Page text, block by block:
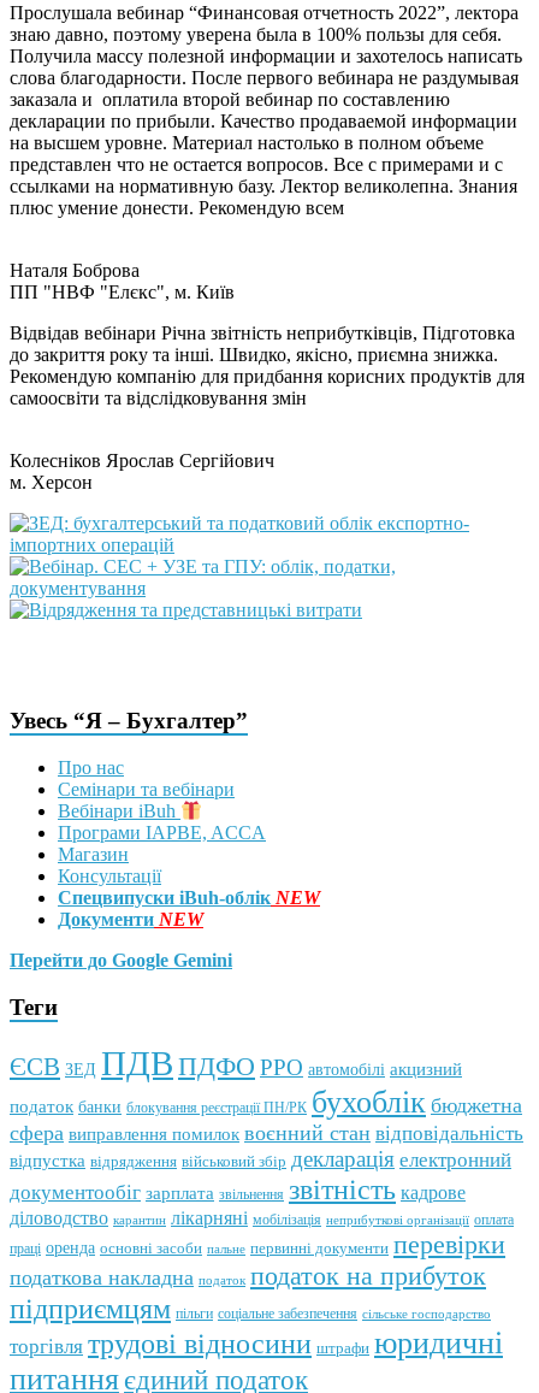
Прослушала вебинар “Финансовая отчетность 2022”, лектора
знаю давно, поэтому уверена была в 100% пользы для себя.
Получила массу полезной информации и захотелось написать
слова благодарности. После первого вебинара не раздумывая
заказала и оплатила второй вебинар по составлению
декларации по прибыли. Качество продаваемой информации
на высшем уровне. Материал настолько в полном объеме
представлен что не остается вопросов. Все с примерами и с
ссылками на нормативную базу. Лектор великолепна. Знания
плюс умение донести. Рекомендую всем
Наталя Боброва
ПП "НВФ "Елєкс", м. Київ
Відвідав вебінари Річна звітність неприбутківців, Підготовка
до закриття року та інші. Швидко, якісно, приємна знижка.
Рекомендую компанію для придбання корисних продуктів для
самоосвіти та відслідковування змін
Колесніков Ярослав Сергійович
м. Херсон
Увесь “Я – Бухгалтер”
Про нас
Семінари та вебінари
Вебінари iBuh
Програми IAPBE, ACCA
Магазин
Консультації
Спецвипуски iBuh-облік NEW
Документи NEW
Перейти до Google Gemini
Теги
ЄСВ ЗЕД ПДВ ПДФО РРО автомобілі акцизний
податок банки блокування реєстрації ПН/РК бухоблік бюджетна
сфера виправлення помилок воєнний стан відповідальність
відпустка відрядження військовий збір декларація електронний
документообіг зарплата звільнення звітність кадрове
діловодство карантин лікарняні мобілізація неприбуткові організації оплата
праці оренда основні засоби пальне первинні документи перевірки
податкова накладна податок податок на прибуток
підприємцям пільги соціальне забезпечення сільське господарство
торгівля трудові відносини штрафи юридичні
питанняєдиний податок